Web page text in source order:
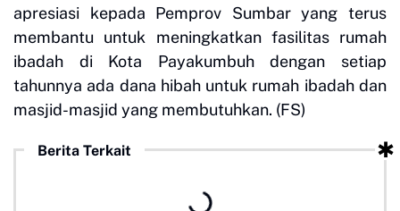
apresiasi kepada Pemprov Sumbar yang terus
membantu untuk meningkatkan fasilitas rumah
ibadah di Kota Payakumbuh dengan setiap
tahunnya ada dana hibah untuk rumah ibadah dan
masjid-masjid yang membutuhkan. (FS)
Berita Terkait